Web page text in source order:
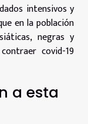
intensivos y
en la población
negras y
covid-19
a esta